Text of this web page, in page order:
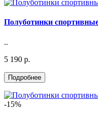
Полуботинки
..
5 190 р.
-15%